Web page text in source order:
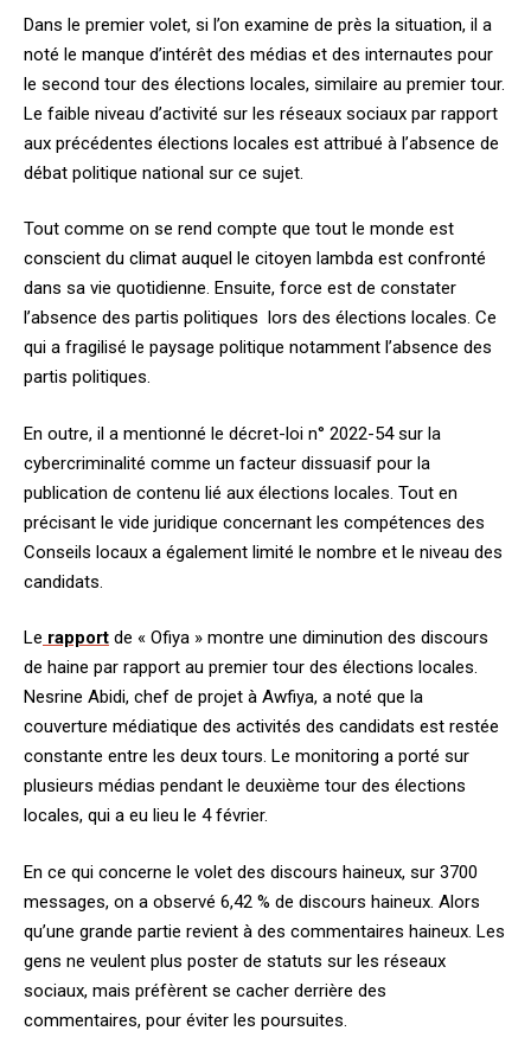
Dans le premier volet, si l’on examine de près la situation, il a
noté le manque d’intérêt des médias et des internautes pour
le second tour des élections locales, similaire au premier tour.
Le faible niveau d’activité sur les réseaux sociaux par rapport
aux précédentes élections locales est attribué à l’absence de
débat politique national sur ce sujet.
Tout comme on se rend compte que tout le monde est
conscient du climat auquel le citoyen lambda est confronté
dans sa vie quotidienne. Ensuite, force est de constater
l’absence des partis politiques lors des élections locales. Ce
qui a fragilisé le paysage politique notamment l’absence des
partis politiques.
En outre, il a mentionné le décret-loi n° 2022-54 sur la
cybercriminalité comme un facteur dissuasif pour la
publication de contenu lié aux élections locales. Tout en
précisant le vide juridique concernant les compétences des
Conseils locaux a également limité le nombre et le niveau des
candidats.
Le rapport de « Ofiya » montre une diminution des discours
de haine par rapport au premier tour des élections locales.
Nesrine Abidi, chef de projet à Awfiya, a noté que la
couverture médiatique des activités des candidats est restée
constante entre les deux tours. Le monitoring a porté sur
plusieurs médias pendant le deuxième tour des élections
locales, qui a eu lieu le 4 février.
En ce qui concerne le volet des discours haineux, sur 3700
messages, on a observé 6,42 % de discours haineux. Alors
qu’une grande partie revient à des commentaires haineux. Les
gens ne veulent plus poster de statuts sur les réseaux
sociaux, mais préfèrent se cacher derrière des
commentaires, pour éviter les poursuites.